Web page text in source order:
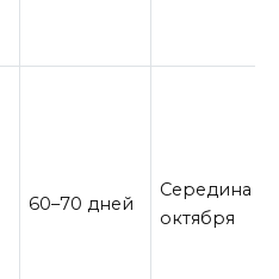
60–70 дней
Середина
октября